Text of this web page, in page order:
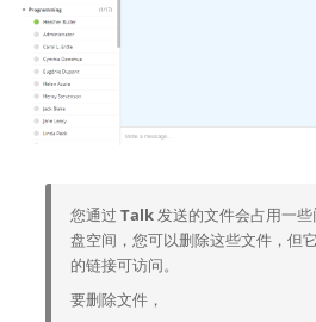
您通过 Talk发送的文件会占用一
盘空间，您可以删除这些文件，但
的链接可访问。
要删除文件，